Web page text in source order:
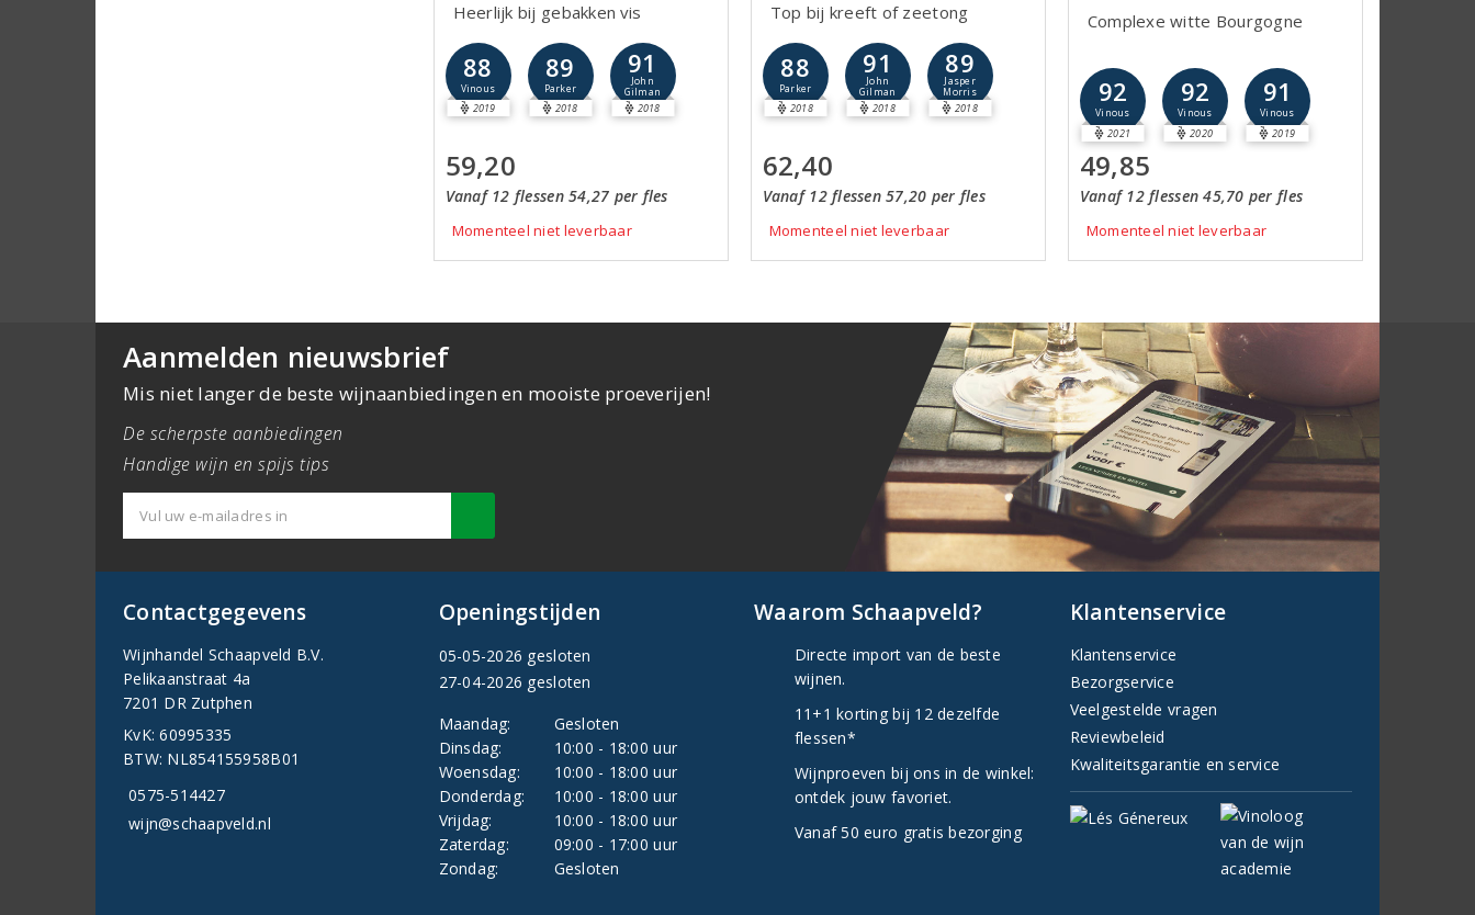
Heerlijk bij gebakken vis
88
Vinous
2019
89
Parker
2018
91
John
Gilman
2018
59,20
Vanaf 12 flessen 54,27 per fles
Momenteel niet leverbaar
Top bij kreeft of zeetong
88
Parker
2018
91
John
Gilman
2018
89
Jasper
Morris
2018
62,40
Vanaf 12 flessen 57,20 per fles
Momenteel niet leverbaar
Complexe witte Bourgogne
92
Vinous
2021
92
Vinous
2020
91
Vinous
2019
49,85
Vanaf 12 flessen 45,70 per fles
Momenteel niet leverbaar
Aanmelden nieuwsbrief
Mis niet langer de beste wijnaanbiedingen en mooiste proeverijen!
De scherpste aanbiedingen
Handige wijn en spijs tips
Contactgegevens
Wijnhandel Schaapveld B.V.
Pelikaanstraat 4a
7201 DR Zutphen
KvK: 60995335
BTW: NL854155958B01
0575-514427
wijn@schaapveld.nl
Openingstijden
05-05-2026 gesloten
27-04-2026 gesloten
Maandag:
Gesloten
Dinsdag:
10:00 - 18:00 uur
Woensdag:
10:00 - 18:00 uur
Donderdag:
10:00 - 18:00 uur
Vrijdag:
10:00 - 18:00 uur
Zaterdag:
09:00 - 17:00 uur
Zondag:
Gesloten
Waarom Schaapveld?
Directe import van de beste
wijnen.
11+1 korting bij 12 dezelfde
flessen*
Wijnproeven bij ons in de winkel:
ontdek jouw favoriet.
Vanaf 50 euro gratis bezorging
Klantenservice
Klantenservice
Bezorgservice
Veelgestelde vragen
Reviewbeleid
Kwaliteitsgarantie en service